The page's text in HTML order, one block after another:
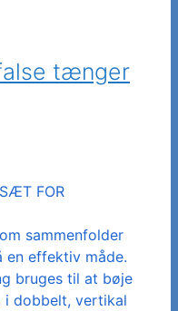
tænger
FOR
sammenfolder
en effektiv måde.
bruges til at bøje
dobbelt, vertikal